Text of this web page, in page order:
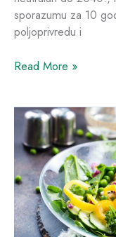
sporazumu za 10
poljoprivredu i
Read More »
Održiva
prehrana:
7
namirnica
koje
podupiru
ekološki
način